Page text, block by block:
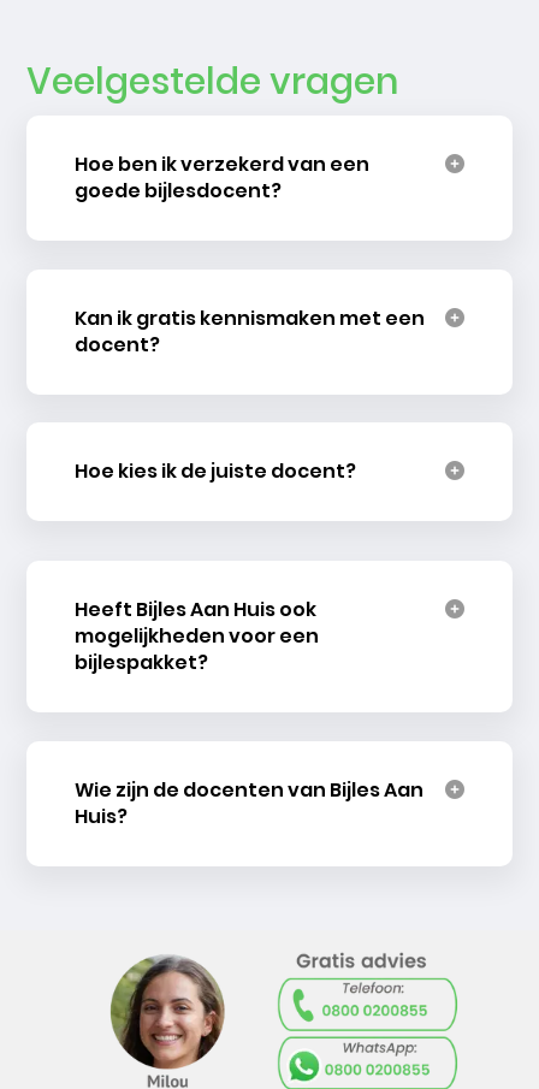
Veelgestelde vragen
Hoe ben ik verzekerd van een
goede bijlesdocent?
Kan ik gratis kennismaken met een
docent?
Hoe kies ik de juiste docent?
Heeft Bijles Aan Huis ook
mogelijkheden voor een
bijlespakket?
Wie zijn de docenten van Bijles Aan
Huis?